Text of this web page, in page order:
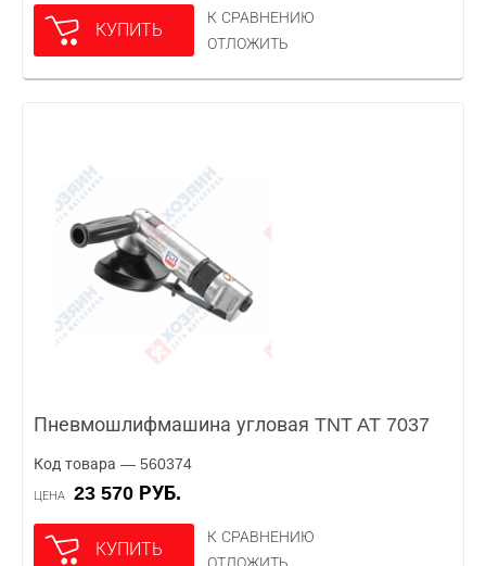
КУПИТЬ
К СРАВНЕНИЮ
ОТЛОЖИТЬ
Пневмошлифмашина угловая TNT AT 7037
Код товара — 560374
ЦЕНА 23 570 РУБ.
КУПИТЬ
К СРАВНЕНИЮ